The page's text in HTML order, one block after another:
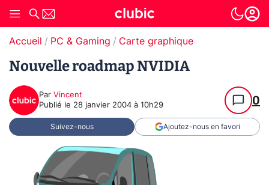
Accueil PC & Gaming Carte graphique
Nouvelle roadmap NVIDIA
Par Vincent
Publié le 28 janvier 2004 à 10h29 0
Suivez-nous Ajoutez-nous en favori